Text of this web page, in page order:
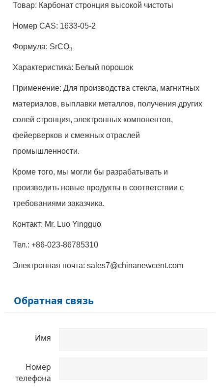
Товар: Карбонат стронция высокой чистоты
Номер CAS: 1633-05-2
Формула: SrCO3
Характеристика: Белый порошок
Применение: Для производства стекла, магнитных
материалов, выплавки металлов, получения других
солей стронция, электронных компонентов,
фейерверков и смежных отраслей
промышленности.
Кроме того, мы могли бы разрабатывать и
производить новые продукты в соответствии с
требованиями заказчика.
Контакт: Mr. Luo Yingguo
Тел.: +86-023-86785310
Электронная почта: sales7@chinanewcent.com
Обратная связь
Имя
Номер
телефона